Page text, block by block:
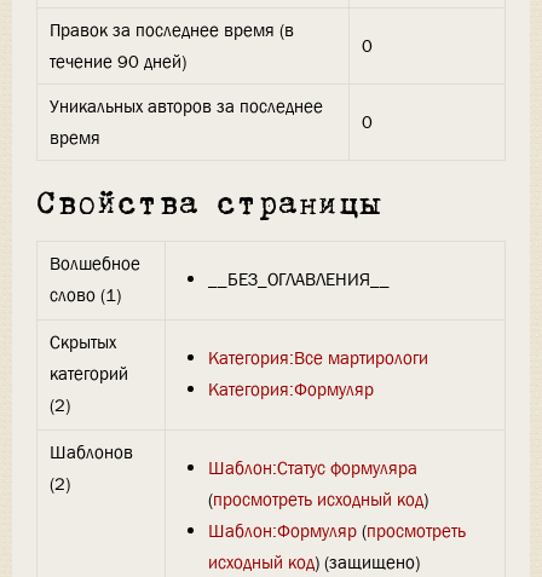
Правок за последнее время (в
течение 90 дней)
0
Уникальных авторов за последнее
время
0
Свойства страницы
Волшебное
слово (1)
__БЕЗ_ОГЛАВЛЕНИЯ__
Скрытых
категорий
(2)
Категория:Все мартирологи
Категория:Формуляр
Шаблонов
(2)
Шаблон:Статус формуляра
(просмотреть исходный код)
Шаблон:Формуляр(просмотреть
исходный код) (защищено)